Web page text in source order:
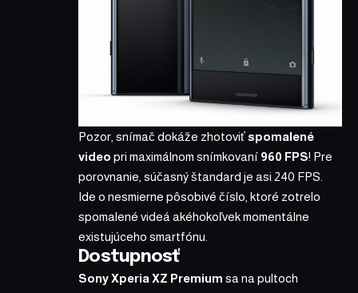
Pozor, snímač dokáže zhotoviťspomalené
video pri maximálnom snímkovaní 960 FPS! Pre
porovnanie, súčasný štandard je asi 240 FPS.
Ide o nesmierne pôsobivé číslo, ktoré zotrelo
spomalené videá akéhokoľvek momentálne
existujúceho smartfónu.
Dostupnosť
Sony Xperia XZ Premium sa na pultoch